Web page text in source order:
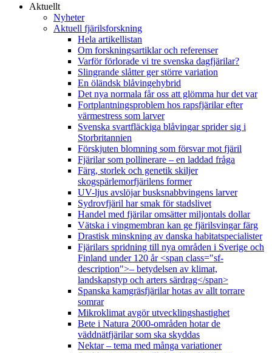
Aktuellt
Nyheter
Aktuell fjärilsforskning
Hela artikellistan
Om forskningsartiklar och referenser
Varför förlorade vi tre svenska dagfjärilar?
Slingrande slåtter ger större variation
En öländsk blåvingehybrid
Det nya normala får oss att glömma hur det var
Fortplantningsproblem hos rapsfjärilar efter
värmestress som larver
Svenska svartfläckiga blåvingar sprider sig i
Storbritannien
Förskjuten blomning som försvar mot fjäril
Fjärilar som pollinerare – en laddad fråga
Färg, storlek och genetik skiljer
skogspärlemorfjärilens former
UV-ljus avslöjar busksnabbvingens larver
Sydrovfjäril har smak för stadslivet
Handel med fjärilar omsätter miljontals dollar
Vätska i vingmembran kan ge fjärilsvingar färg
Drastisk minskning av danska habitatspecialister
Fjärilars spridning till nya områden i Sverige och
Finland under 120 år <span class="sf-
description">– betydelsen av klimat,
landskapstyp och arters särdrag</span>
Spanska kamgräsfjärilar hotas av allt torrare
somrar
Mikroklimat avgör utvecklingshastighet
Bete i Natura 2000-områden hotar de
väddnätfjärilar som ska skyddas
Nektar – tema med många variationer